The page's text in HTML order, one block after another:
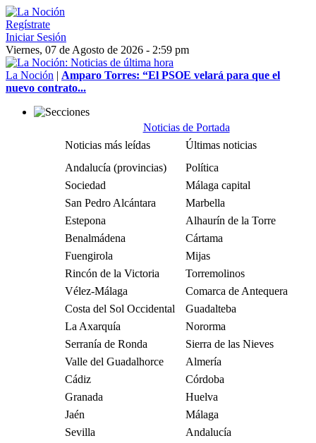
Regístrate
Iniciar Sesión
Viernes, 07 de Agosto de 2026 - 2:59 pm
La Noción | Amparo Torres: “El PSOE velará para que el
nuevo contrato...
Noticias de Portada
Noticias más leídas
Últimas noticias
Andalucía (provincias)
Política
Sociedad
Málaga capital
San Pedro Alcántara
Marbella
Estepona
Alhaurín de la Torre
Benalmádena
Cártama
Fuengirola
Mijas
Rincón de la Victoria
Torremolinos
Vélez-Málaga
Comarca de Antequera
Costa del Sol Occidental
Guadalteba
La Axarquía
Nororma
Serranía de Ronda
Sierra de las Nieves
Valle del Guadalhorce
Almería
Cádiz
Córdoba
Granada
Huelva
Jaén
Málaga
Sevilla
Andalucía